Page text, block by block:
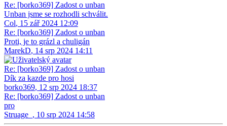
Re: [borko369] Zadost o unban
Unban jsme se rozhodli schválit.
Col, 15 zář 2024 12:09
Re: [borko369] Zadost o unban
Proti, je to grázl a chuligán
MarekD, 14 srp 2024 14:11
Re: [borko369] Zadost o unban
Dík za kazde pro hosi
borko369, 12 srp 2024 18:37
Re: [borko369] Zadost o unban
pro
Struage_ , 10 srp 2024 14:58